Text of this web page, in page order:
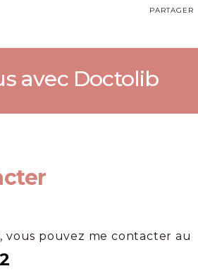
PARTAGER
avec Doctolib
vous pouvez me contacter au